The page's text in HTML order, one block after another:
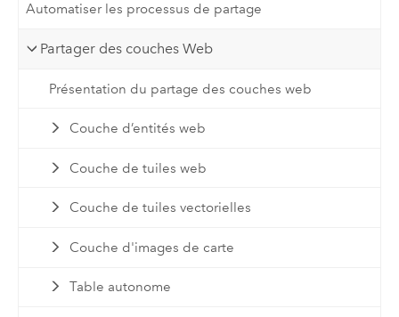
Automatiser les processus de partage
Partager des couches Web
Présentation du partage des couches web
Couche d’entités web
Couche de tuiles web
Couche de tuiles vectorielles
Couche d'images de carte
Table autonome